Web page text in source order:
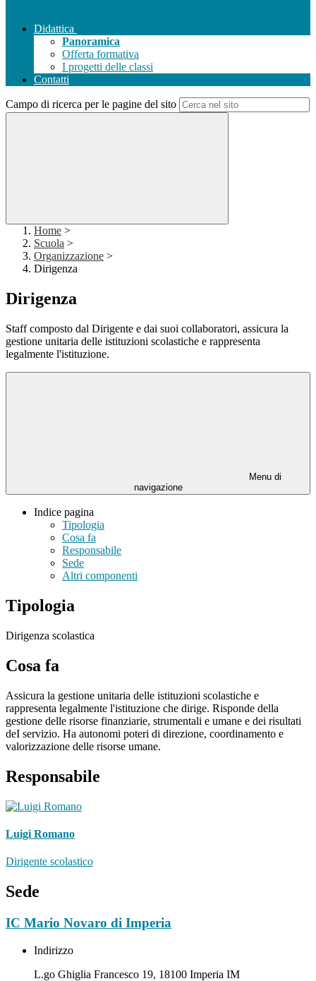
Didattica
Panoramica
Offerta formativa
I progetti delle classi
Contatti
Campo di ricerca per le pagine del sito
Home >
Scuola >
Organizzazione >
Dirigenza
Dirigenza
Staff composto dal Dirigente e dai suoi collaboratori, assicura la
gestione unitaria delle istituzioni scolastiche e rappresenta
legalmente l'istituzione.
Menu di
navigazione
Indice pagina
Tipologia
Cosa fa
Responsabile
Sede
Altri componenti
Tipologia
Dirigenza scolastica
Cosa fa
Assicura la gestione unitaria delle istituzioni scolastiche e
rappresenta legalmente l'istituzione che dirige. Risponde della
gestione delle risorse finanziarie, strumentali e umane e dei risultati
deI servizio. Ha autonomi poteri di direzione, coordinamento e
valorizzazione delle risorse umane.
Responsabile
Luigi Romano
Dirigente scolastico
Sede
IC Mario Novaro di Imperia
Indirizzo
L.go Ghiglia Francesco 19, 18100 Imperia IM